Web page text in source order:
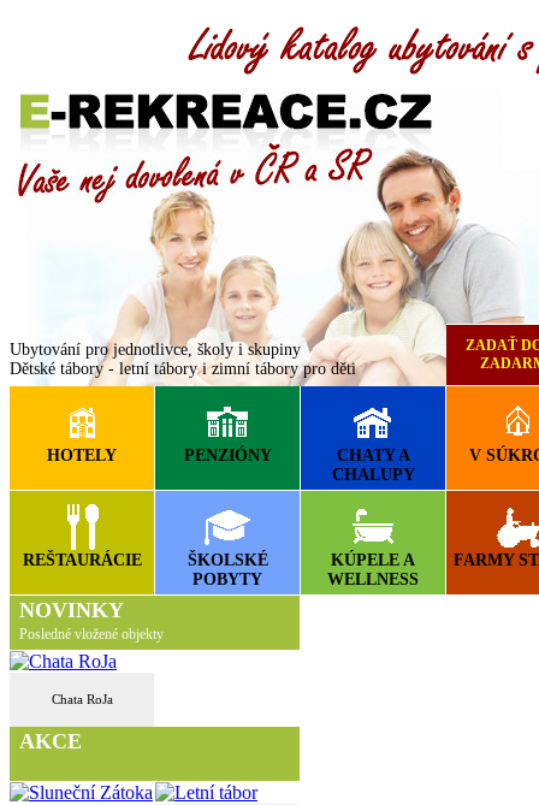
Rekreacentrum.cz
Autocamp Milovice u Hořic
Ubytování pro jednotlivce, školy i skupiny
Dětské tábory - letní tábory i zimní tábory pro děti
ZADAŤ
HOTELY PENZIÓNY
CHATY A
CHALUPY
V
REŠTAURÁCIE
ŠKOLSKÉ
POBYTY
KÚPELE A
WELLNESS
FARMY
NOVINKY
Posledné vložené objekty
Chata RoJa
AKCE